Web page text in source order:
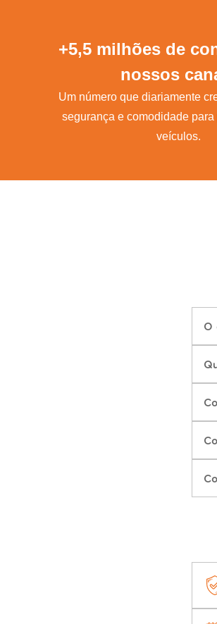
+5,5 milhões de
nossos
Um número que diariamente
segurança e comodidade
veículos.
O